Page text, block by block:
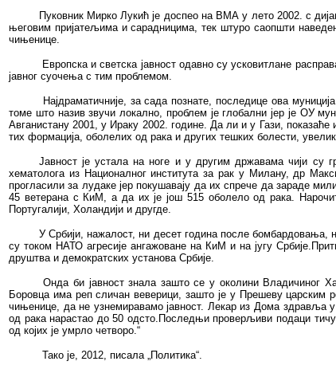
Пуковник Мирко Лукић је доспео на ВМА у лето 2002. с
његовим пријатељима и сарадницима, тек штуро саопшти
чињенице.
Европска и светска јавност одавно су усковитлане
јавног суочења с тим проблемом.
Најдраматичније, за сада познате, последице ова
томе што назив звучи локално, проблем је глобални јер је ОУ
Авганистану 2001, у Ираку 2002. године. Да ли и у Гази,
тих формација, оболелих од рака и других тешких болести,
Јавност је устала на ноге и у другим државама чији су
хематолога из Националног института за рак у Милану, др
прогласили за лудаке јер покушавају да их спрече да зараде
45 ветерана с КиМ, а да их је још 515 оболело од рака.
Португалији, Холандији и другде.
У Србији, нажалост, ни десет година после бомбардовања,
су током НАТО агресије ангажоване на КиМ и на југу
друштва и демократских установа Србије.
Онда би јавност знала зашто се у околини Владичиног
Боровца има реп сличан веверици, зашто је у Прешеву
чињенице, да не узнемиравамо јавност. Лекар из Дома здравља
од рака нарастао до 50 одсто.Последњи проверљиви подаци
од којих је умрло четворо.“
Тако је, 2012, писала „Политика“.